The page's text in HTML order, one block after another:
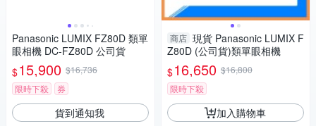
Panasonic LUMIX FZ80D 類單
眼相機 DC-FZ80D 公司貨
$15,900 $16,736
限時下殺
券
貨到通知我
商店 現貨 Panasonic LUMIX F
Z80D (公司貨)類單眼相機
$16,650 $16,800
限時下殺
加入購物車